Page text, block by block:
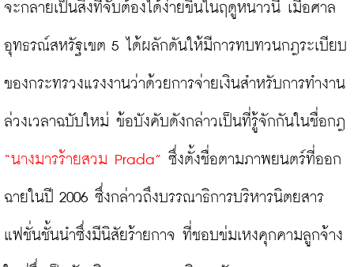
จะกลายเป็นสิ่งที่จับต้องได้ง่ายขึ้นในฤดูหนาวนี้ เมื่อศาล
อุทธรณ์สหรัฐเขต 5 ได้ผลักดันให้มีการทบทวนกฎระเบียบ
ของกระทรวงแรงงานว่าด้วยการจ่ายเงินสำหรับการทำงาน
“นางมารร้ายสวม Prada” ซึ่งตั้งชื่อตามภาพยนตร์ที่ออก
ฉายในปี 2006 ซึ่งกล่าวถึงบรรณาธิการบริหารนิตยสาร
แฟชั่นชั้นนำซึ่งมีนิสัยร้ายกาจ ที่ชอบข่มเหงคุกคามลูกจ้าง